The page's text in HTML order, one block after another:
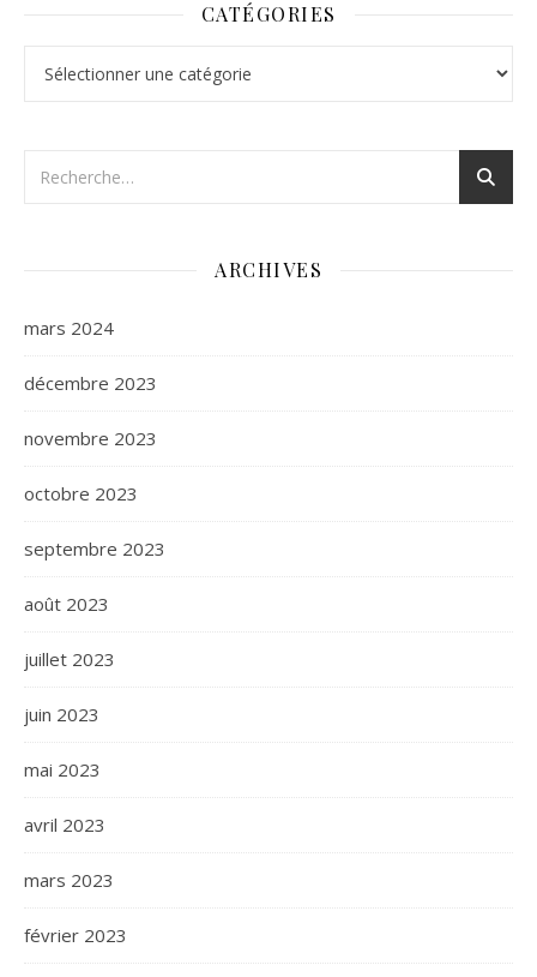
CATÉGORIES
ARCHIVES
mars 2024
décembre 2023
novembre 2023
octobre 2023
septembre 2023
août 2023
juillet 2023
juin 2023
mai 2023
avril 2023
mars 2023
février 2023